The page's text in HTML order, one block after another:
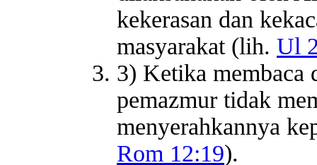
kekerasan dan
masyarakat (lih. Ul
3) Ketika membaca
pemazmur tidak
menyerahkannya
Rom 12:19).